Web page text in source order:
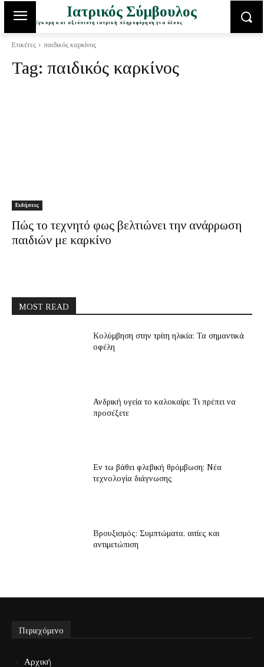
Ιατρικός Σύμβουλος
Έγκυρη και αξιόπιστη ιατρική πληροφόρηση για όλους
Ετικέτες παιδικός καρκίνος
Tag: παιδικός καρκίνος
Ειδήσεις
Πώς το τεχνητό φως βελτιώνει την ανάρρωση
παιδιών με καρκίνο
MOST READ
Κολύμβηση στην τρίτη ηλικία: Τα σημαντικά
οφέλη
Ανδρική υγεία το καλοκαίρι: Τι πρέπει να
προσέξετε
Εν τω βάθει φλεβική θρόμβωση: Νέα
τεχνολογία διάγνωσης
Βρουξισμός: Συμπτώματα, αιτίες και
αντιμετώπιση
Περιεχόμενο
Αρχική